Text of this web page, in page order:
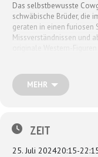
Das selbstbewusste
schwäbische Brüder, die
geraten in einen furiosen
Missverständnissen und
bestechliche Pferde und
Hauptdarsteller (die nicht
Kabarettistin Dagmar
Udo Zepezauer genauso
MEHR
ZEIT
25. Juli 202420:15-